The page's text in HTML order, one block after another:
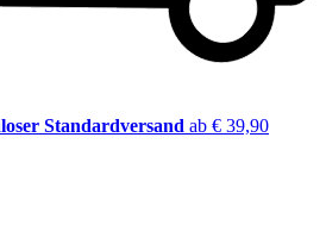
Standardversand ab € 39,90